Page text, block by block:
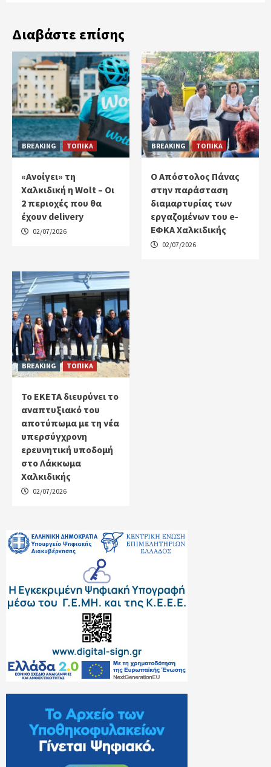
Διαβάστε επίσης
BREAKING ΤΟΠΙΚΑ
«Ανοίγει» τη
Χαλκιδική η Wolt – Οι
2 περιοχές που θα
έχουν delivery
02/07/2026
BREAKING ΤΟΠΙΚΑ
Ο Απόστολος Πάνας
στην παράσταση
διαμαρτυρίας των
εργαζομένων του e-
ΕΦΚΑ Χαλκιδικής
02/07/2026
BREAKING ΤΟΠΙΚΑ
Το ΕΚΕΤΑ διευρύνει το
αναπτυξιακό του
αποτύπωμα με τη νέα
υπερσύγχρονη
ερευνητική υποδομή
στο Λάκκωμα
Χαλκιδικής
02/07/2026